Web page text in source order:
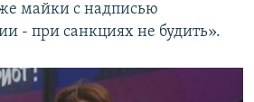
майки с надписью
- при санкциях не будить».